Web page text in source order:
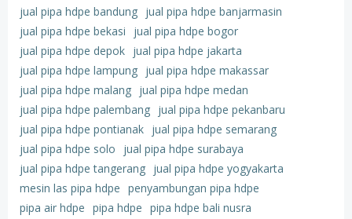
jual pipa hdpe bandung jual pipa hdpe banjarmasin
jual pipa hdpe bekasi
jual pipa hdpe bogor
jual pipa hdpe depok jual pipa hdpe jakarta
jual pipa hdpe lampung jual pipa hdpe makassar
jual pipa hdpe malang jual pipa hdpe medan
jual pipa hdpe palembang jual pipa hdpe pekanbaru
jual pipa hdpe pontianak jual pipa hdpe semarang
jual pipa hdpe solo
jual pipa hdpe surabaya
jual pipa hdpe tangerang jual pipa hdpe yogyakarta
mesin las pipa hdpe penyambungan pipa hdpe
pipa air hdpe pipa hdpe pipa hdpe bali nusra